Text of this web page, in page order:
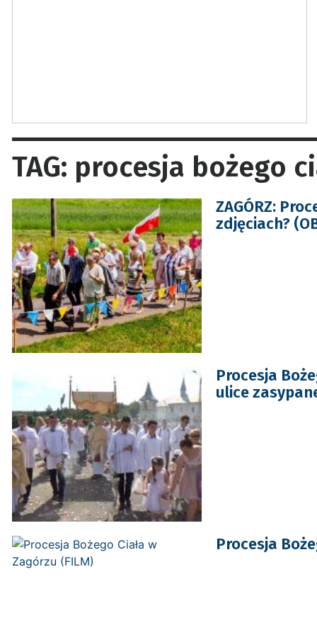
TAG: procesja bożego
ZAGÓRZ:
zdjęciach?
Procesja
ulice
Procesja